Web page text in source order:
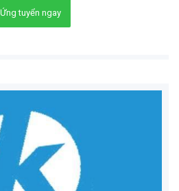
Ứng tuyển ngay